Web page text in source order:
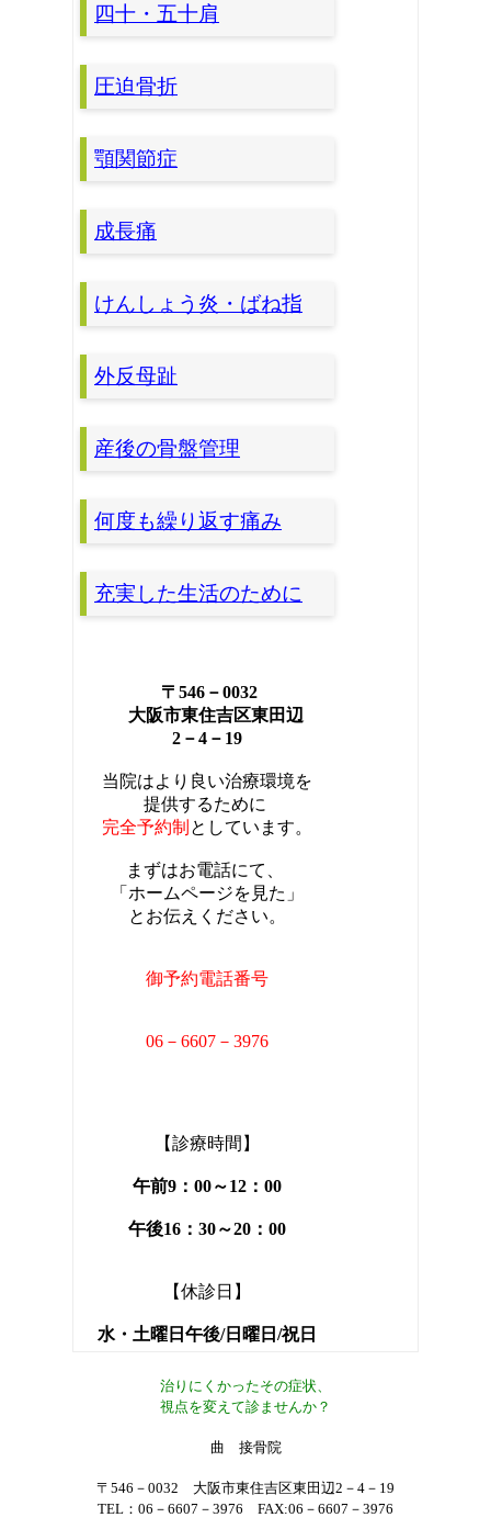
四十・五十肩
圧迫骨折
顎関節症
成長痛
けんしょう炎・ばね指
外反母趾
産後の骨盤管理
何度も繰り返す痛み
充実した生活のために
〒546－0032
大阪市東住吉区東田辺
2－4－19
当院はより良い治療環境を
提供するために
完全予約制 としています。
まずはお電話にて、
「ホームページを見た」
とお伝えください。
御予約電話番号
06－6607－3976
【診療時間】
午前9：00～12：00
午後16：30～20：00
【休診日】
水・土曜日午後/日曜日/祝日
治りにくかったその症状、
視点を変えて診ませんか？
曲 接骨院
〒546－0032 大阪市東住吉区東田辺2－4－19
TEL：06－6607－3976 FAX:06－6607－3976